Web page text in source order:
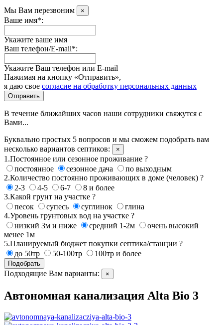
Мы Вам перезвоним ×
Ваше имя*:
Укажите ваше имя
Ваш телефон/E-mail*:
Укажите Ваш телефон или E-mail
Нажимая на кнопку «Отправить»,
я даю свое согласие на обработку персональных данных
Отправить
В течение ближайших часов наши сотрудники свяжутся с
Вами...
Буквально простых 5 вопросов и мы сможем подобрать вам
несколько вариантов септиков:
×
1.Постоянное или сезонное проживание ?
постоянное
сезонное дача
по выходным
2.Количество постоянно проживающих в доме (человек) ?
2-3
4-5 6-7
8 и более
3.Какой грунт на участке ?
песок
супесь суглинок
глина
4.Уровень грунтовых вод на участке ?
низкий 3м и ниже
средний 1-2м
очень высокий
менее 1м
5.Планируемый бюджет покупки септика/станции ?
до 50тр
50-100тр 100тр и более
Подобрать
Подходящие Вам варианты: ×
Автономная канализация Alta Bio 3